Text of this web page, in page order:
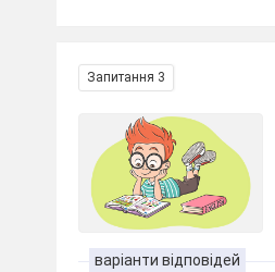
Запитання 3
варіанти відповідей